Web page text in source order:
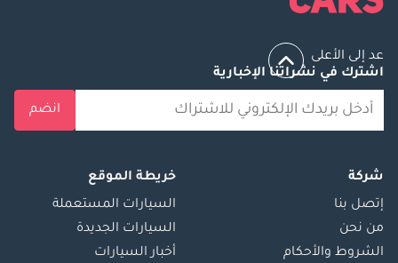
عد إلى الأعلى
اشترك في نشراتنا الإخبارية
انضم
شركة
إتصل بنا
من نحن
الشروط والأحكام
خريطة الموقع
السيارات المستعملة
السيارات الجديدة
أخبار السيارات